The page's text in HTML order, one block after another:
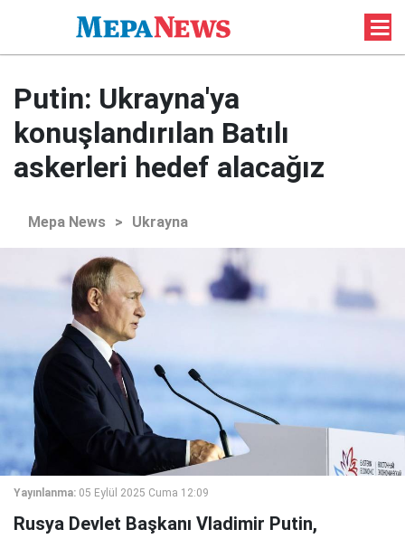
Putin: Ukrayna'ya
konuşlandırılan Batılı
askerleri hedef alacağız
Mepa News > Ukrayna
Yayınlanma: 05 Eylül 2025 Cuma 12:09
Rusya Devlet Başkanı Vladimir Putin,